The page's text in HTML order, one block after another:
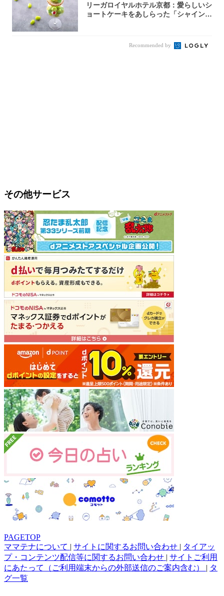
リーガロイヤルホテル京都：愛らしいシ
ョートケーキをあしらった「シャインマ
Recommended by
その他サービス
PAGETOP
ママテナについて | サイトに関するお問い合わせ | タイアッ
プ・コンテンツ配信等に関するお問い合わせ | サイトご利用
にあたって（ご利用端末からの外部送信のご案内含む） | タ
グ一覧